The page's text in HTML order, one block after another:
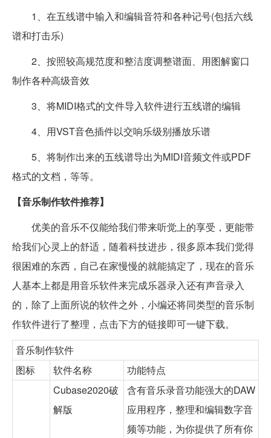
1、在五线谱中输入和编辑音符和各种记号(包括六线
谱和打击乐)
2、按照较高规范度和整洁度调整谱面、用图解窗口
制作各种高级音效
3、将MIDI格式的文件导入软件进行五线谱的编辑
4、用VST音色插件以交响乐级别播放乐谱
5、将制作出来的五线谱导出为MIDI音频文件或PDF
格式的文档，等等。
【音乐制作软件推荐】
优美的音乐不仅能给我们带来听觉上的享受，更能带
给我们心灵上的舒适，随着科技进步，很多原本我们觉得
很困难的东西，自己在家慢慢的就能搞定了，现在的音乐
人基本上都是用音乐软件来完成乐器录入还有声音录入
的，除了上面所说的软件之外，小编还将同类型的音乐制
作软件进行了整理，点击下方的链接即可一键下载。
音乐制作软件
图标
软件名称
功能特点
Cubase2020破
解版
含有音乐录音功能强大的DAW
应用程序，整理和编辑数字音
频等功能，为你提供了所有你